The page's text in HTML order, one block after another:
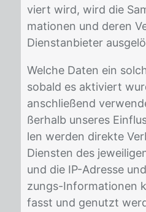
viert wird, wird die
ma­tio­nen und de­ren
Dienst­an­bie­ter
Wel­che Da­ten ein
so­bald es ak­ti­viert
an­schlie­ßend
ßer­halb un­se­res
len wer­den di­rek­te
Diens­ten des
und die IP-Adres­se
zungs-In­for­ma­tio­nen
fasst und ge­nutzt